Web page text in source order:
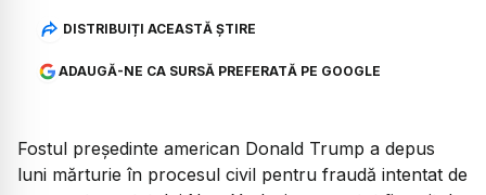
DISTRIBUIȚI ACEASTĂ ȘTIRE
ADAUGĂ-NE CA SURSĂ PREFERATĂ PE GOOGLE
Fostul preşedinte american Donald Trump a depus
luni mărturie în procesul civil pentru fraudă intentat de